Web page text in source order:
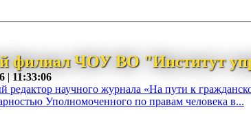
филиал ЧОУ ВО "Институт
| 11:33:06
редактор научного журнала «На пути к
Уполномоченного по правам человека в...